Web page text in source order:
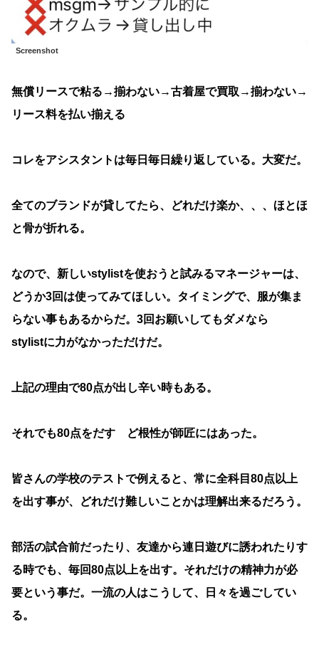
Screenshot
無償リースで粘る→揃わない→古着屋で買取→揃わない→
リース料を払い揃える
コレをアシスタントは毎日毎日繰り返している。大変だ。
全てのブランドが貸してたら、どれだけ楽か、、、ほとほ
と骨が折れる。
なので、新しいstylistを使おうと試みるマネージャーは、
どうか3回は使ってみてほしい。タイミングで、服が集ま
らない事もあるからだ。3回お願いしてもダメなら
stylistに力がなかっただけだ。
上記の理由で80点が出し辛い時もある。
それでも80点をだす ど根性が師匠にはあった。
皆さんの学校のテストで例えると、常に全科目80点以上
を出す事が、どれだけ難しいことかは理解出来るだろう。
部活の試合前だったり、友達から連日遊びに誘われたりす
る時でも、毎回80点以上を出す。それだけの精神力が必
要という事だ。一流の人はこうして、日々を過ごしてい
る。